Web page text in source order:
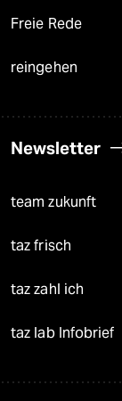
Freie Rede
reingehen
Newsletter
team zukunft
taz frisch
taz zahl ich
taz lab Infobrief